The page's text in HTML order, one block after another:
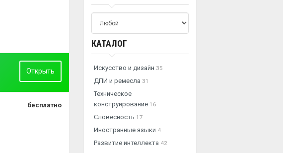
Открыть
бесплатно
КАТАЛОГ
Искусство и дизайн 35
ДПИ и ремесла 31
Техническое
конструирование 16
Словесность 17
Иностранные языки 4
Развитие интеллекта 42